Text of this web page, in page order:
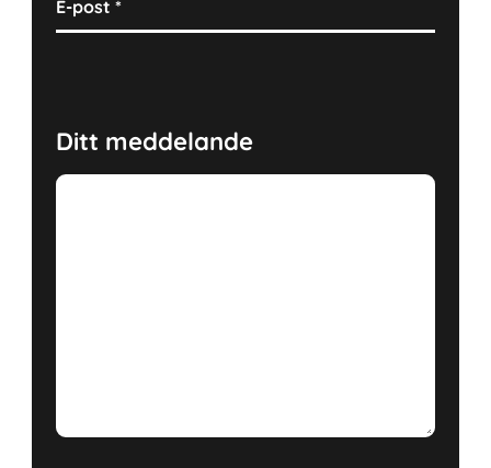
E-post*
Ditt meddelande